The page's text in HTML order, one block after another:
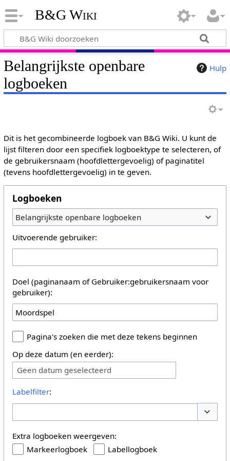
B&G Wiki
Hulp
Belangrijkste openbare
logboeken
Dit is het gecombineerde logboek van B&G Wiki. U kunt de
lijst filteren door een specifiek logboektype te selecteren, of
de gebruikersnaam (hoofdlettergevoelig) of paginatitel
(tevens hoofdlettergevoelig) in te geven.
Logboeken
Belangrijkste openbare logboeken
Uitvoerende gebruiker:
Doel (paginanaam of Gebruiker:gebruikersnaam voor
gebruiker):
Pagina's zoeken die met deze tekens beginnen
Op deze datum (en eerder):
Geen datum geselecteerd
Labelfilter:
Extra logboeken weergeven:
Markeerlogboek
Labellogboek